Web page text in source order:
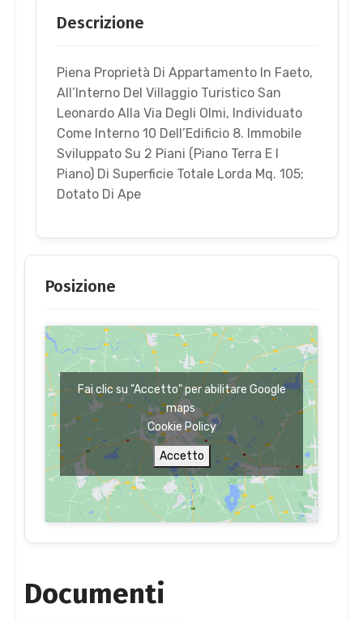
Descrizione
Piena Proprietà Di Appartamento In Faeto,
All’Interno Del Villaggio Turistico San
Leonardo Alla Via Degli Olmi, Individuato
Come Interno 10 Dell’Edificio 8. Immobile
Sviluppato Su 2 Piani (Piano Terra E I
Piano) Di Superficie Totale Lorda Mq. 105;
Dotato Di Ape
Posizione
Fai clic su "Accetto" per abilitare Google
maps
Cookie Policy
Accetto
Documenti